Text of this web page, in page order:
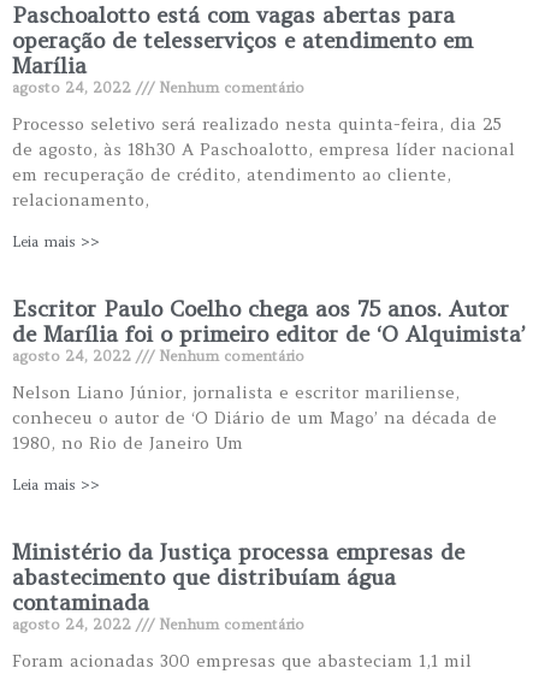
Paschoalotto está com vagas abertas para
operação de telesserviços e atendimento em
Marília
agosto 24, 2022 Nenhum comentário
Processo seletivo será realizado nesta quinta-feira, dia 25
de agosto, às 18h30 A Paschoalotto, empresa líder nacional
em recuperação de crédito, atendimento ao cliente,
relacionamento,
Leia mais >>
Escritor Paulo Coelho chega aos 75 anos. Autor
de Marília foi o primeiro editor de ‘O Alquimista’
agosto 24, 2022 Nenhum comentário
Nelson Liano Júnior, jornalista e escritor mariliense,
conheceu o autor de ‘O Diário de um Mago’ na década de
1980, no Rio de Janeiro Um
Leia mais >>
Ministério da Justiça processa empresas de
abastecimento que distribuíam água
contaminada
agosto 24, 2022 Nenhum comentário
Foram acionadas 300 empresas que abasteciam 1,1 mil